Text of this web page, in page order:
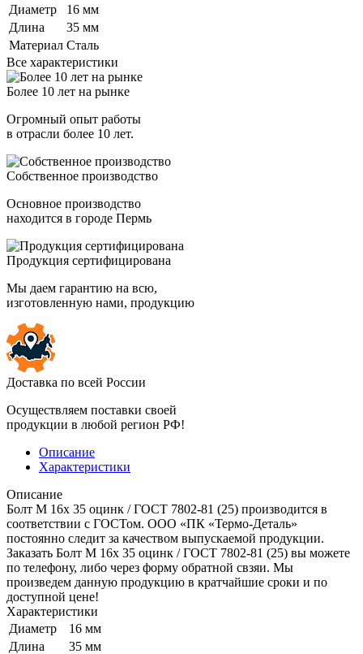
Диаметр
16 мм
Длина
35 мм
Материал Сталь
Все характеристики
Более 10 лет на рынке
Огромный опыт работы
в отрасли более 10 лет.
Собственное производство
Основное производство
находится в городе Пермь
Продукция сертифицирована
Мы даем гарантию на всю,
изготовленную нами, продукцию
Доставка по всей России
Осуществляем поставки своей
продукции в любой регион РФ!
Описание
Характеристики
Описание
Болт M 16x 35 оцинк / ГОСТ 7802-81 (25) производится в
соответствии с ГОСТом. ООО «ПК «Термо-Деталь»
постоянно следит за качеством выпускаемой продукции.
Заказать Болт M 16x 35 оцинк / ГОСТ 7802-81 (25) вы можете
по телефону, либо через форму обратной свзяи. Мы
произведем данную продукцию в кратчайшие сроки и по
доступной цене!
Характеристики
Диаметр
16 мм
Длина
35 мм